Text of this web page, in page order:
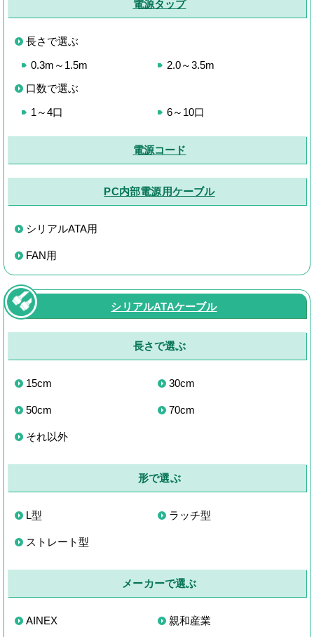
電源タップ
長さで選ぶ
0.3m～1.5m
2.0～3.5m
口数で選ぶ
1～4口
6～10口
電源コード
PC内部電源用ケーブル
シリアルATA用
FAN用
シリアルATAケーブル
長さで選ぶ
15cm 30cm
50cm 70cm
それ以外
形で選ぶ
L型 ラッチ型
ストレート型
メーカーで選ぶ
AINEX 親和産業